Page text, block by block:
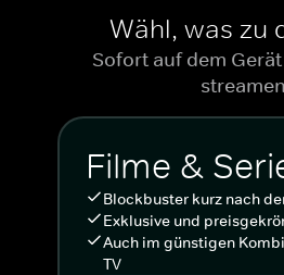
Wähl, was zu
Sofort auf dem
streamen
Filme &
Blockbuster kurz nach
Exklusive und
Auch im günstigen
TV